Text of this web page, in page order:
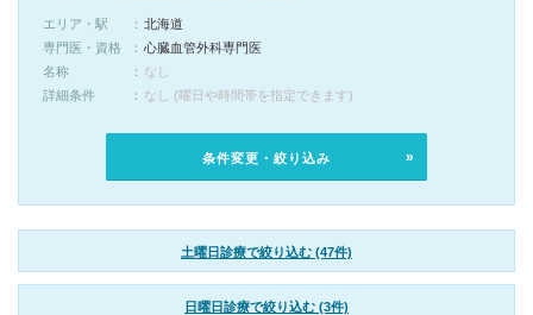
エリア・駅
北海道
専門医・資格
心臓血管外科専門医
名称
なし
詳細条件
なし (曜日や時間帯を指定できます)
条件変更・絞り込み
土曜日診療で絞り込む (47件)
日曜日診療で絞り込む (3件)